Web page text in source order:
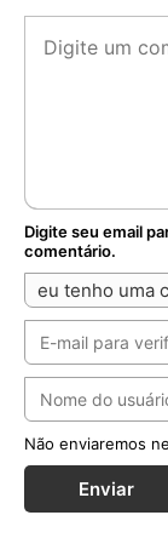
Digite seu email
comentário.
eu tenho uma
Não enviaremos
Enviar